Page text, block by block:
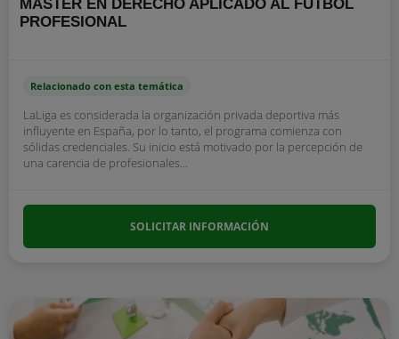
MÁSTER EN DERECHO APLICADO AL FÚTBOL
PROFESIONAL
Relacionado con esta temática
LaLiga es considerada la organización privada deportiva más
influyente en España, por lo tanto, el programa comienza con
sólidas credenciales. Su inicio está motivado por la percepción de
una carencia de profesionales...
SOLICITAR INFORMACIÓN